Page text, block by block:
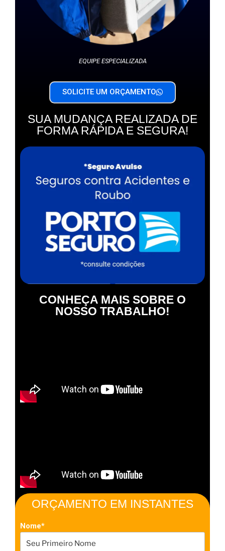
EQUIPE ESPECIALIZADA
SOLICITE UM ORÇAMENTO
SUA MUDANÇA REALIZADA DE
FORMA RÁPIDA E SEGURA!
CONHEÇA MAIS SOBRE O
NOSSO TRABALHO!
ORÇAMENTO EM INSTANTES
Nome*